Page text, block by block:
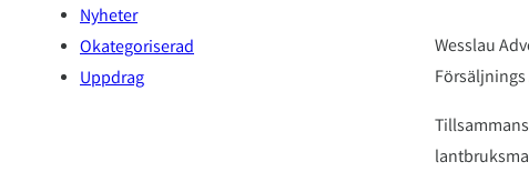
Nyheter
Okategoriserad
Uppdrag
Wesslau